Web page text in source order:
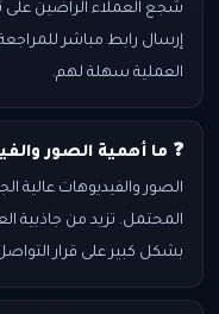
شجع العملاء الراضين على
إرسال رابط مباشر
العملية سهلة لهم.
❓ ما أهمية الصور
الصور والفيديوهات عالية
المحتمل. تزيد من جاذبية
بشكل كبير على قرار